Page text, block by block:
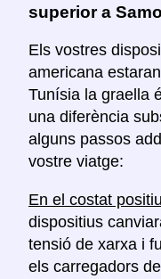
superior a
Els vostres
americana
Tunísia la graella
una diferència
alguns passos
vostre viatge:
En el costat positiu
dispositius
tensió de xarxa i
els carregadors